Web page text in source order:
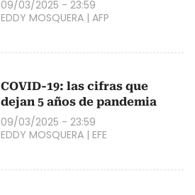
09/03/2025 - 23:59
EDDY MOSQUERA | AFP
COVID-19: las cifras que
dejan 5 años de pandemia
09/03/2025 - 23:59
EDDY MOSQUERA | EFE